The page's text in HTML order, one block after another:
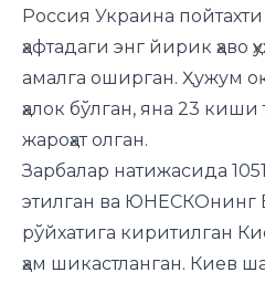
Россия Украина
ҳафтадаги энг йирик
амалга оширган. Ҳужум
ҳалок бўлган, яна 23
жароҳат олган.
Зарбалар натижасида
этилган ва ЮНЕСКОнинг
рўйхатига киритилган
ҳам шикастланган. Киев